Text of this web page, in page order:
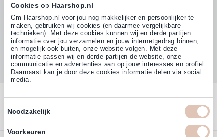
Cookies op Haarshop.nl
Om Haarshop.nl voor jou nog makkelijker en persoonlijker te
maken, gebruiken wij cookies (en daarmee vergelijkbare
technieken). Met deze cookies kunnen wij en derde partijen
informatie over jou verzamelen en jouw internetgedrag binnen,
en mogelijk ook buiten, onze website volgen. Met deze
informatie passen wij en derde partijen de website, onze
communicatie en advertenties aan op jouw interesses en profiel.
Daarnaast kan je door deze cookies informatie delen via social
media.
Noodzakelijk
Voorkeuren
Contact
Overzicht
Contact
Volg ons
Klanten beoordelen ons met
4,77 (38.000+)